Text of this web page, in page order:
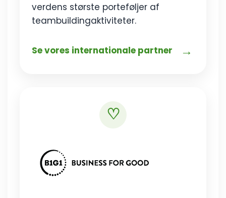
verdens største porteføljer af
teambuildingaktiviteter.
Se vores internationale partner →
♡